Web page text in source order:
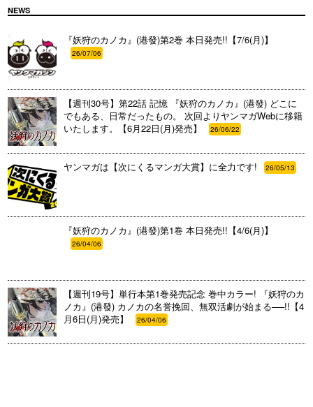
NEWS
『妖狩のカノカ』(港發)第2巻 本日発売!!【7/6(月)】
26/07/06
【週刊30号】第22話 記憶 『妖狩のカノカ』(港發) どこに
でもある、日常だったもの。 次回よりヤンマガWebに移籍
いたします。【6月22日(月)発売】
26/06/22
ヤンマガは【次にくるマンガ大賞】に全力です! 26/05/13
『妖狩のカノカ』(港發)第1巻 本日発売!!【4/6(月)】
26/04/06
【週刊19号】単行本第1巻発売記念 巻中カラー! 『妖狩のカ
ノカ』(港發) カノカの名誉挽回、無双活劇が始まる──!!【4
月6日(月)発売】
26/04/06